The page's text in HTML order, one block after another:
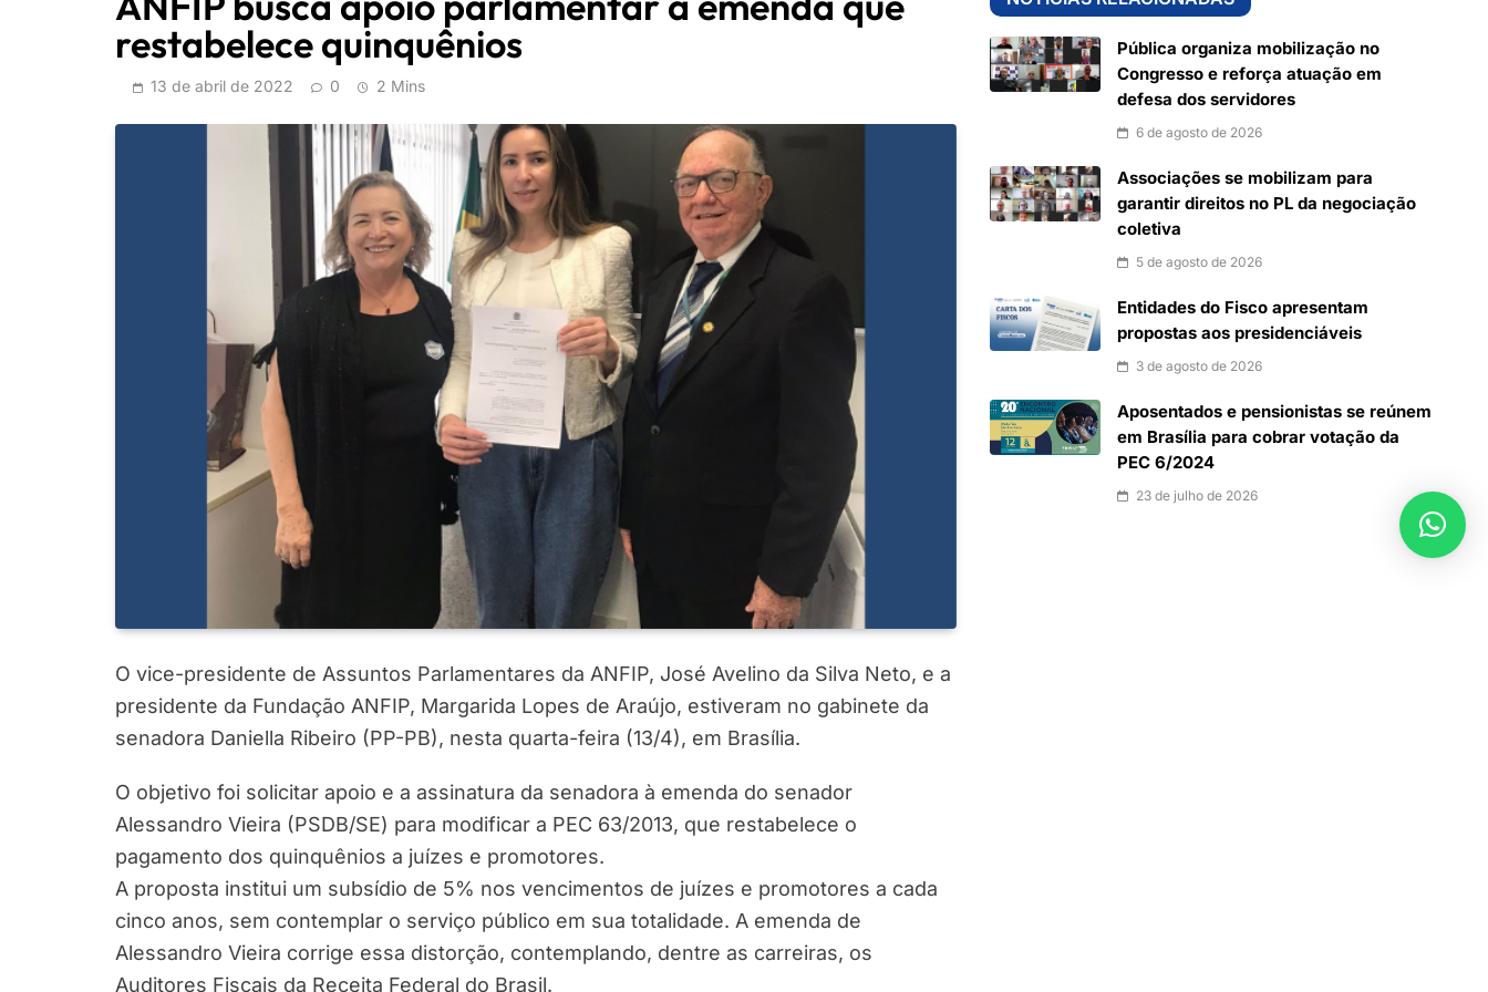
restabelece quinquênios
13 de abril de 2022 0 2 Mins
O vice-presidente de Assuntos Parlamentares da ANFIP, José Avelino da Silva Neto, e a
presidente da Fundação ANFIP, Margarida Lopes de Araújo, estiveram no gabinete da
senadora Daniella Ribeiro (PP-PB), nesta quarta-feira (13/4), em Brasília.
O objetivo foi solicitar apoio e a assinatura da senadora à emenda do senador
Alessandro Vieira (PSDB/SE) para modificar a PEC 63/2013, que restabelece o
pagamento dos quinquênios a juízes e promotores.
A proposta institui um subsídio de 5% nos vencimentos de juízes e promotores a cada
cinco anos, sem contemplar o serviço público em sua totalidade. A emenda de
Alessandro Vieira corrige essa distorção, contemplando, dentre as carreiras, os
Auditores Fiscais da Receita Federal do Brasil.
Pública organiza mobilização no
Congresso e reforça atuação em
defesa dos servidores
6 de agosto de 2026
Associações se mobilizam para
garantir direitos no PL da negociação
coletiva
5 de agosto de 2026
Entidades do Fisco apresentam
propostas aos presidenciáveis
3 de agosto de 2026
Aposentados e pensionistas se reúnem
em Brasília para cobrar votação da
PEC 6/2024
23 de julho de 2026